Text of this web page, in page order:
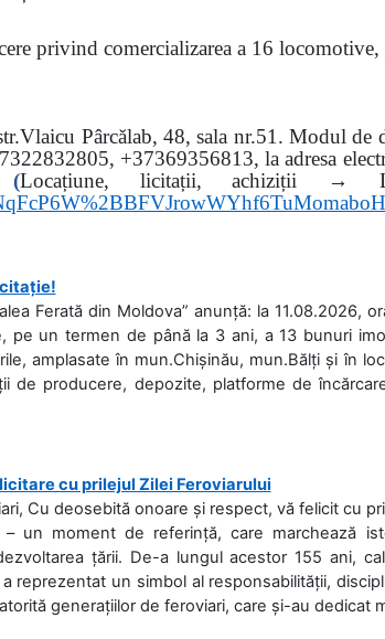
privind comercializarea a 16 locomotive,
Pârcălab, 48, sala nr.51.Modul de
+37369356813, la adresa
Locațiune, licitații,
Ferată din Moldova” anunță: la 11.08.2026,
pe un termen de până la 3 ani, a 13 bunuri
amplasate în mun.Chișinău, mun.Bălți și în
de producere, depozite, platforme de
cu prilejul Zilei Feroviarului
Cu deosebită onoare și respect, vă felicit cu
– un moment de referință, care marchează
țării. De-a lungul acestor 155 ani,
reprezentat un simbol al responsabilității,
generațiilor de feroviari, care și-au dedicat